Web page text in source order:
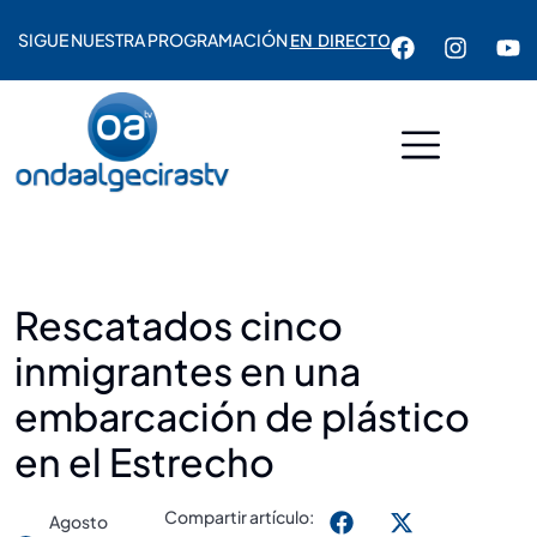
SIGUE NUESTRA PROGRAMACIÓNEN DIRECTO
Rescatados cinco
inmigrantes en una
embarcación de plástico
en el Estrecho
Agosto
Compartir artículo: